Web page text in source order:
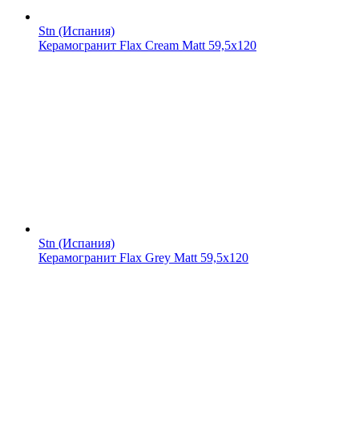
Stn (Испания)
Керамогранит Flax Cream Matt 59,5x120
Stn (Испания)
Керамогранит Flax Grey Matt 59,5x120